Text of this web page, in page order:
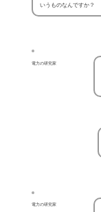
いうものなんですか？
電力の研究家
電力の研究家